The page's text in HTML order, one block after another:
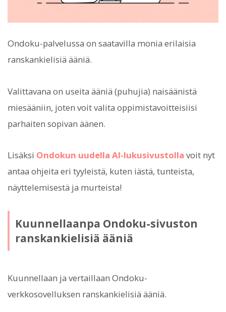
Ondoku-palvelussa on saatavilla monia erilaisia
ranskankielisiä ääniä.
Valittavana on useita ääniä (puhujia) naisäänistä
miesääniin, joten voit valita oppimistavoitteisiisi
parhaiten sopivan äänen.
Lisäksi Ondokun uudella AI-lukusivustolla voit nyt
antaa ohjeita eri tyyleistä, kuten iästä, tunteista,
näyttelemisestä ja murteista!
Kuunnellaanpa Ondoku-sivuston
ranskankielisiä ääniä
Kuunnellaan ja vertaillaan Ondoku-
verkkosovelluksen ranskankielisiä ääniä.